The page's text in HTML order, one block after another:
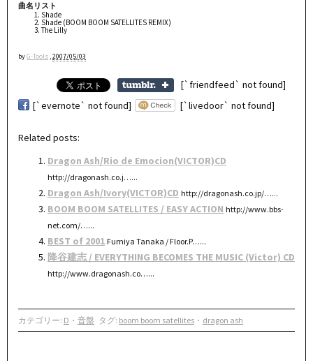
曲名リスト
Shade
Shade (BOOM BOOM SATELLITES REMIX)
The Lilly
byG-Tools,2007/05/03
[`friendfeed` not found]
[`evernote` not found]
[`livedoor` not found]
Related posts:
Dragon Ash/Rio de Emocion(VICTOR)CD
http://dragonash.co.j…...
Dragon Ash/Ivory(VICTOR)CD http://dragonash.co.jp/…...
BOOM BOOM SATELLITES / EASY ACTION http://www.bbs-
net.com/…...
BEST of 2001 Fumiya Tanaka / Floor.P…...
降谷建志 / EVERYTHING BECOMES THE MUSIC (Victor) CD
http://www.dragonash.co…...
カテゴリー: D ・ 音盤 タグ: boom boom satellites ・ dragon ash